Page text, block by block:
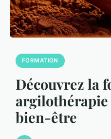
FORMATION
Découvrez la
bien-être